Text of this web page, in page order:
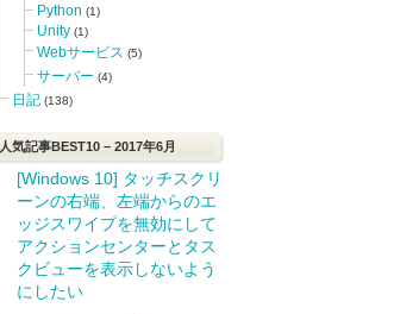
Python (1)
Unity (1)
Webサービス (5)
サーバー (4)
日記 (138)
人気記事BEST10 – 2017年6月
[Windows 10] タッチスクリ
ーンの右端、左端からのエ
ッジスワイプを無効にして
アクションセンターとタス
クビューを表示しないよう
にしたい